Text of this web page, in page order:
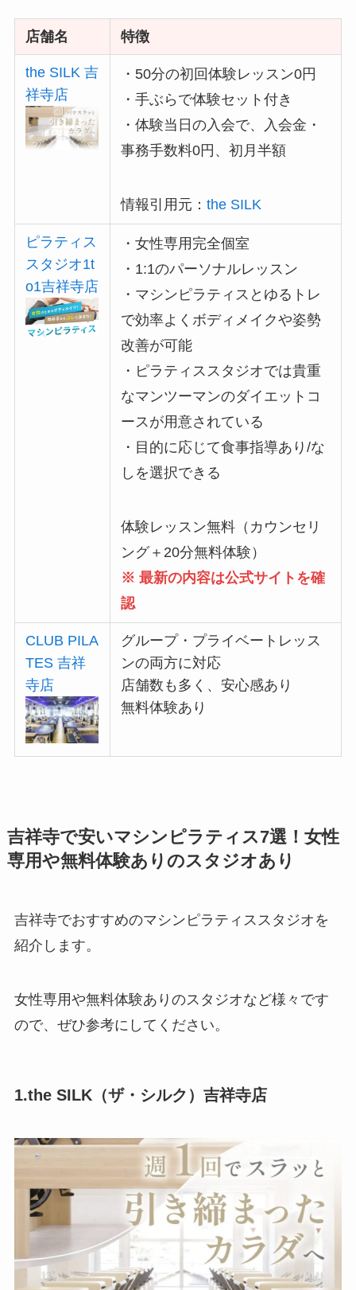
店舗名 特徴
the SILK 吉
祥寺店
・50分の初回体験レッスン0円
・手ぶらで体験セット付き
・体験当日の入会で、入会金・
事務手数料0円、初月半額
情報引用元：the SILK
ピラティス
スタジオ1t
o1吉祥寺店
・女性専用完全個室
・1:1のパーソナルレッスン
・マシンピラティスとゆるトレ
で効率よくボディメイクや姿勢
改善が可能
・ピラティススタジオでは貴重
なマンツーマンのダイエットコ
ースが用意されている
・目的に応じて食事指導あり/な
しを選択できる
体験レッスン無料（カウンセリ
ング＋20分無料体験）
※ 最新の内容は公式サイトを確
認
CLUB PILA
TES 吉祥
寺店
グループ・プライベートレッス
ンの両方に対応
店舗数も多く、安心感あり
無料体験あり
吉祥寺で安いマシンピラティス7選！女性
専用や無料体験ありのスタジオあり
吉祥寺でおすすめのマシンピラティススタジオを
紹介します。
女性専用や無料体験ありのスタジオなど様々です
ので、ぜひ参考にしてください。
1.the SILK（ザ・シルク）吉祥寺店